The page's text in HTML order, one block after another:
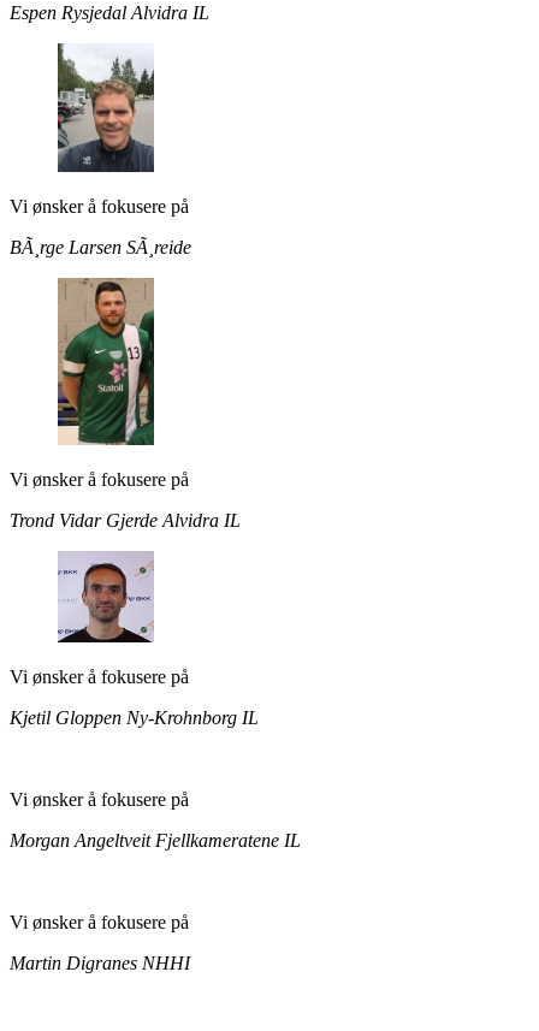
Espen RysjedalAlvidra IL
Vi ønsker å fokusere på
BÃ¸rge Larsen SÃ¸reide
Vi ønsker å fokusere på
Trond Vidar GjerdeAlvidra IL
Vi ønsker å fokusere på
Kjetil Gloppen Ny-Krohnborg IL
Vi ønsker å fokusere på
Morgan AngeltveitFjellkameratene IL
Vi ønsker å fokusere på
Martin Digranes NHHI